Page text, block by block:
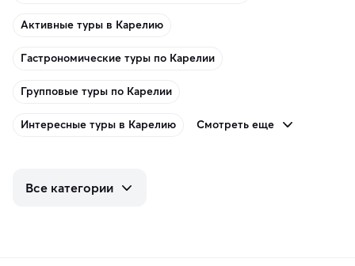
Активные туры в Карелию
Гастрономические туры по Карелии
Групповые туры по Карелии
Интересные туры в Карелию Смотреть еще
Все категории